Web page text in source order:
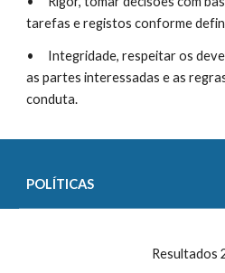
tarefas e registos conforme
•
Integridade, respeitar os
as partes interessadas e as
conduta.
POLÍTICAS
Resultados